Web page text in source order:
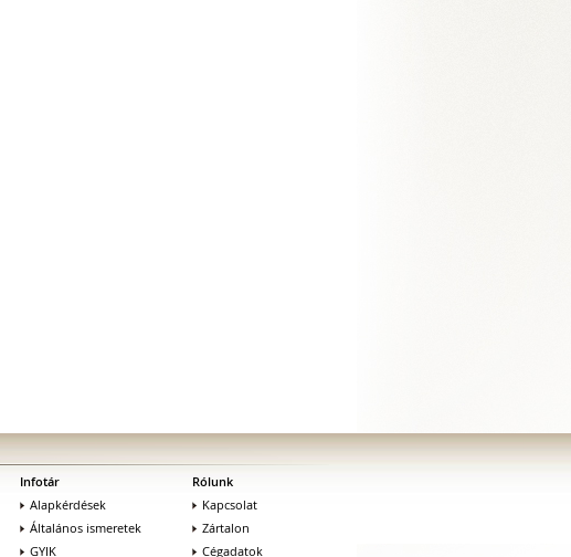
Infotár
Alapkérdések
Általános ismeretek
GYIK
Rólunk
Kapcsolat
Zártalon
Cégadatok